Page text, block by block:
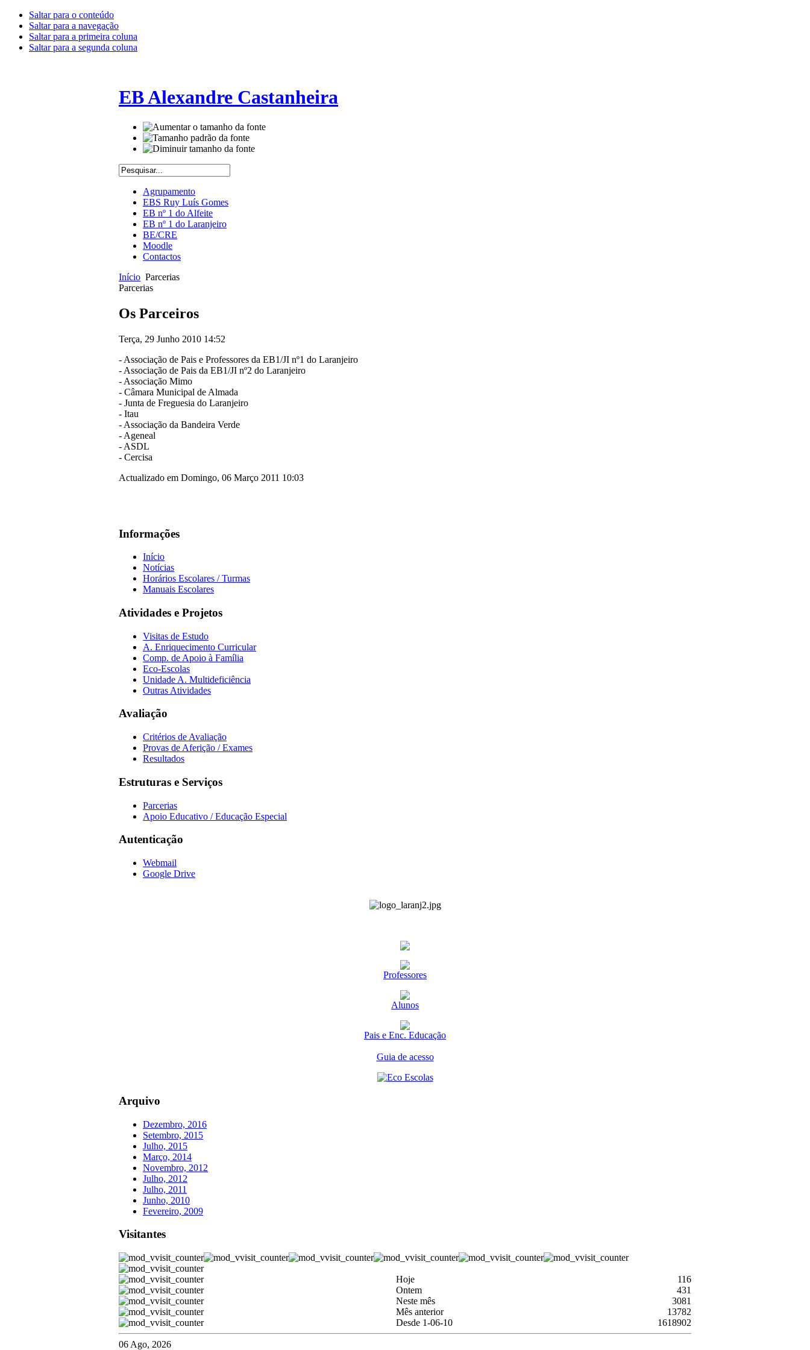
Saltar para o conteúdo
Saltar para a navegação
Saltar para a primeira coluna
Saltar para a segunda coluna
EB Alexandre Castanheira
Agrupamento
EBS Ruy Luís Gomes
EB nº 1 do Alfeite
EB nº 1 do Laranjeiro
BE/CRE
Moodle
Contactos
Início Parcerias
Parcerias
Os Parceiros
Terça, 29 Junho 2010 14:52
- Associação de Pais e Professores da EB1/JI nº1 do Laranjeiro
- Associação de Pais da EB1/JI nº2 do Laranjeiro
- Associação Mimo
- Câmara Municipal de Almada
- Junta de Freguesia do Laranjeiro
- Itau
- Associação da Bandeira Verde
- Ageneal
- ASDL
- Cercisa
Actualizado em Domingo, 06 Março 2011 10:03
Informações
Início
Notícias
Horários Escolares / Turmas
Manuais Escolares
Atividades e Projetos
Visitas de Estudo
A. Enriquecimento Curricular
Comp. de Apoio à Família
Eco-Escolas
Unidade A. Multideficiência
Outras Atividades
Avaliação
Critérios de Avaliação
Provas de Aferição / Exames
Resultados
Estruturas e Serviços
Parcerias
Apoio Educativo / Educação Especial
Autenticação
Webmail
Google Drive
Professores
Alunos
Pais e Enc. Educação
Guia de acesso
Arquivo
Dezembro, 2016
Setembro, 2015
Julho, 2015
Março, 2014
Novembro, 2012
Julho, 2012
Julho, 2011
Junho, 2010
Fevereiro, 2009
Visitantes
Hoje
116
Ontem
431
Neste mês
3081
Mês anterior
13782
Desde 1-06-10
1618902
06 Ago, 2026